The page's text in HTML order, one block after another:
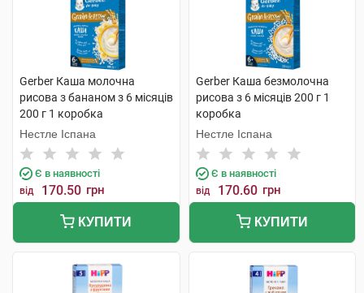
Gerber Каша молочна
рисова з бананом з 6 місяців
200 г 1 коробка
Нестле Іспана
Є в наявності
від 170.50 грн
КУПИТИ
Gerber Каша безмолочна
рисова з 6 місяців 200 г 1
коробка
Нестле Іспана
Є в наявності
від 170.60 грн
КУПИТИ